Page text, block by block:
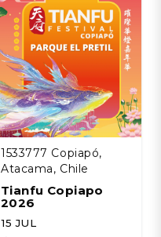
1533777 Copiapó,
Atacama, Chile
Tianfu Copiapo
2026
15 JUL